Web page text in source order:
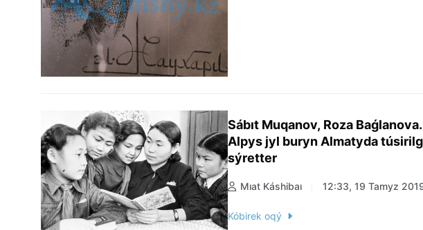
Sábıt Muqanov, Roza Baǵlanova.
Alpys jyl buryn Almatyda
sýretter
Mıat Káshibaı 12:33, 19 Tamyz
Kóbirek oqý